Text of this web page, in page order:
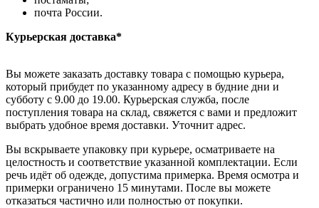
почта России.
Курьерская доставка*
Вы можете заказать доставку товара с помощью курьера,
который прибудет по указанному адресу в будние дни и
субботу с 9.00 до 19.00. Курьерская служба, после
поступления товара на склад, свяжется с вами и предложит
выбрать удобное время доставки. Уточнит адрес.
Вы вскрываете упаковку при курьере, осматриваете на
целостность и соответствие указанной комплектации. Если
речь идёт об одежде, допустима примерка. Время осмотра и
примерки ограничено 15 минутами. После вы можете
отказаться частично или полностью от покупки.